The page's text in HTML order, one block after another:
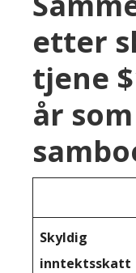
etter
tjene
år
Skyldig
inntektsskatt